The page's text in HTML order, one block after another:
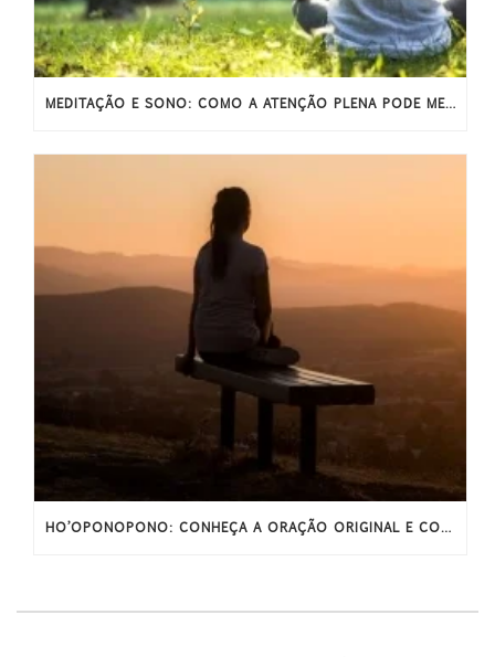
MEDITAÇÃO E SONO: COMO A ATENÇÃO PLENA PODE MELHORAR O SONO
HO’OPONOPONO: CONHEÇA A ORAÇÃO ORIGINAL E COMPLETA